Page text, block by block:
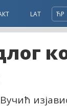
LAT ЋР